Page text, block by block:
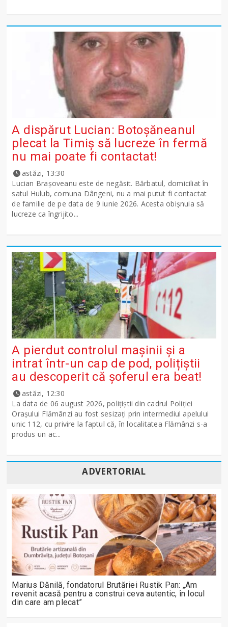
A dispărut Lucian: Botoșăneanul
plecat la Timiș să lucreze în fermă
nu mai poate fi contactat!
astăzi, 13:30
Lucian Brașoveanu este de negăsit. Bărbatul, domiciliat în
satul Hulub, comuna Dângeni, nu a mai putut fi contactat
de familie de pe data de 9 iunie 2026. Acesta obișnuia să
lucreze ca îngrijito...
A pierdut controlul mașinii și a
intrat într-un cap de pod, polițiștii
au descoperit că șoferul era beat!
astăzi, 12:30
La data de 06 august 2026, polițiștii din cadrul Poliției
Orașului Flămânzi au fost sesizați prin intermediul apelului
unic 112, cu privire la faptul că, în localitatea Flămânzi s-a
produs un ac...
ADVERTORIAL
Marius Dănilă, fondatorul Brutăriei Rustik Pan: „Am
revenit acasă pentru a construi ceva autentic, în locul
din care am plecat”